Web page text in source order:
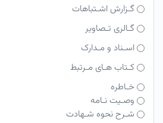
گـزارش اشـتباهات
گـالری تـصاویر
اسـناد و مـدارک
کـتاب هـای مـرتبط
خـاطره
وصـیت نـامه
شـرح نحوه شـهادت